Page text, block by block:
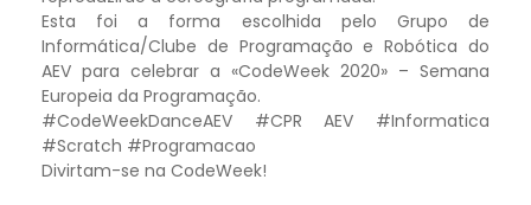
Esta foi a forma escolhida pelo Grupo de
Informática/Clube de Programação e Robótica do
AEV para celebrar a «CodeWeek 2020» – Semana
Europeia da Programação.
#CodeWeekDanceAEV #CPR AEV #Informatica
#Scratch #Programacao
Divirtam-se na CodeWeek!